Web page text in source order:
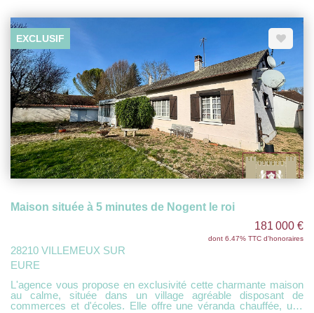
EXCLUSIF
Maison située à 5 minutes de Nogent le roi
181 000 €
dont 6.47% TTC d'honoraires
28210 VILLEMEUX SUR
EURE
L'agence vous propose en exclusivité cette charmante maison
au calme, située dans un village agréable disposant de
commerces et d'écoles. Elle offre une véranda chauffée, une